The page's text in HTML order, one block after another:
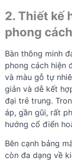
2. Thiết kế
phong
Bàn thông minh
phong cách hiện
và màu gỗ tự
giản và dễ kết
đại trẻ trung.
áp, gần gũi, rất
hướng cổ điển
Bên cạnh bảng
còn đa dạng về